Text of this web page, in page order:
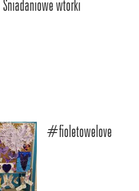
Śniadaniowe wtorki
#fioletowelove